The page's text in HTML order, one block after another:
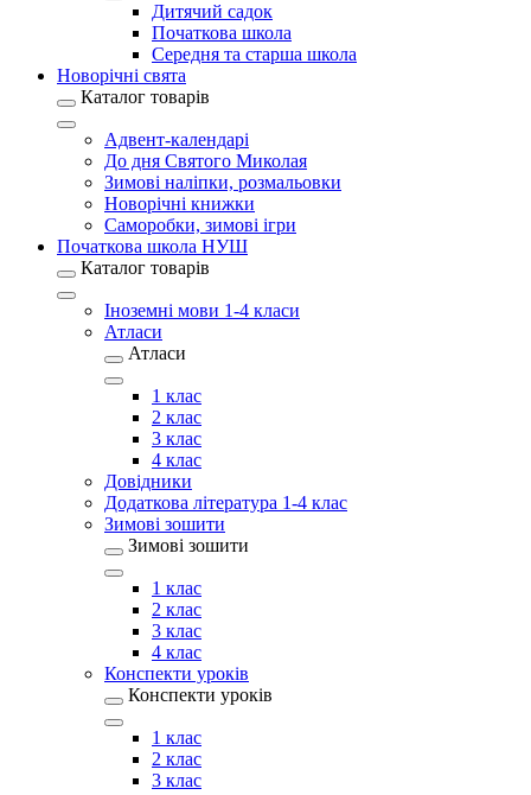
Дитячий садок
Початкова школа
Середня та старша школа
Новорічні свята
Каталог товарів
Адвент-календарі
До дня Святого Миколая
Зимові наліпки, розмальовки
Новорічні книжки
Саморобки, зимові ігри
Початкова школа НУШ
Каталог товарів
Іноземні мови 1-4 класи
Атласи
Атласи
1 клас
2 клас
3 клас
4 клас
Довідники
Додаткова література 1-4 клас
Зимові зошити
Зимові зошити
1 клас
2 клас
3 клас
4 клас
Конспекти уроків
Конспекти уроків
1 клас
2 клас
3 клас